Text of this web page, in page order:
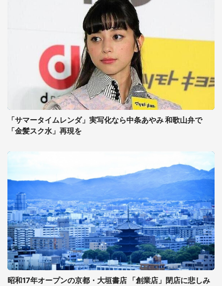
「サマータイムレンダ」実写化なら中条あやみ 和歌山弁で
「金髪スク水」再現を
昭和17年オープンの京都・大垣書店 「創業店」閉店に悲しみ